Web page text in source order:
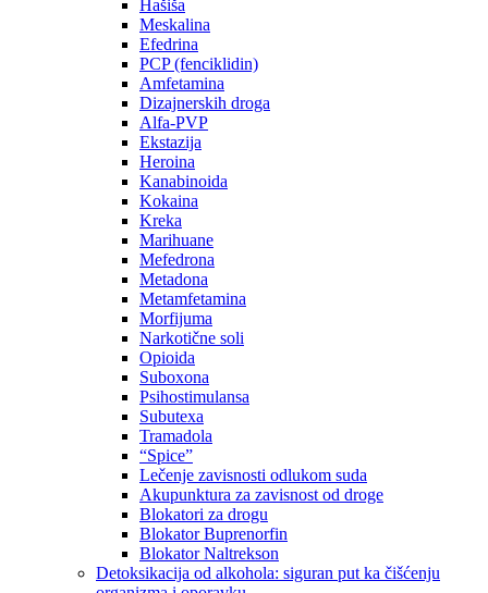
Hašiša
Meskalina
Efedrina
PCP (fenciklidin)
Amfetamina
Dizajnerskih droga
Alfa-PVP
Ekstazija
Heroina
Kanabinoida
Kokaina
Kreka
Marihuane
Mefedrona
Metadona
Metamfetamina
Morfijuma
Narkotične soli
Opioida
Suboxona
Psihostimulansa
Subutexa
Tramadola
“Spice”
Lečenje zavisnosti odlukom suda
Akupunktura za zavisnost od droge
Blokatori za drogu
Blokator Buprenorfin
Blokator Naltrekson
Detoksikacija od alkohola: siguran put ka čišćenju